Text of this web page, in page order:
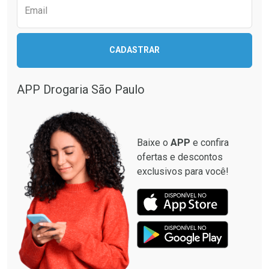
Email
CADASTRAR
APP Drogaria São Paulo
Baixe o APP e confira
ofertas e descontos
exclusivos para você!